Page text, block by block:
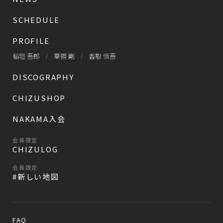
SCHEDULE
PROFILE
稲垣 吾郎 草彅 剛 香取 慎吾
DISCOGRAPHY
CHIZUSHOP
NAKAMA入会
会員限定
CHIZULOG
会員限定
#新しい地図
FAQ